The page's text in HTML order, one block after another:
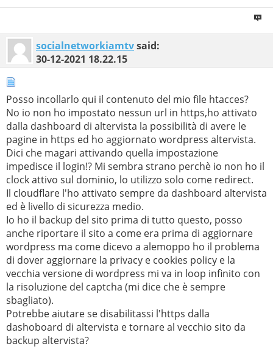
socialnetworkiamtvsaid:
30-12-2021 18.22.15
Posso incollarlo qui il contenuto del mio file htacces?
No io non ho impostato nessun url in https,ho attivato
dalla dashboard di altervista la possibilità di avere le
pagine in https ed ho aggiornato wordpress altervista.
Dici che magari attivando quella impostazione
impedisce il login!? Mi sembra strano perchè io non ho il
clock attivo sul dominio, lo utilizzo solo come redirect.
Il cloudflare l'ho attivato sempre da dashboard altervista
ed è livello di sicurezza medio.
Io ho il backup del sito prima di tutto questo, posso
anche riportare il sito a come era prima di aggiornare
wordpress ma come dicevo a alemoppo ho il problema
di dover aggiornare la privacy e cookies policy e la
vecchia versione di wordpress mi va in loop infinito con
la risoluzione del captcha (mi dice che è sempre
sbagliato).
Potrebbe aiutare se disabilitassi l'https dalla
dashoboard di altervista e tornare al vecchio sito da
backup altervista?